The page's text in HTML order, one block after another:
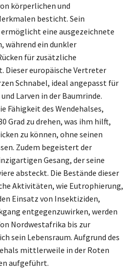
körperlichen und
besticht. Sein
eine ausgezeichnete
während ein dunkler
für zusätzliche
europäische Vertreter
Schnabel, ideal angepasst für
Larven in der Baumrinde.
Fähigkeit des Wendehalses,
Grad zu drehen, was ihm hilft,
zu können, ohne seinen
Zudem begeistert der
Gesang, der seine
absteckt. Die Bestände dieser
Aktivitäten, wie Eutrophierung,
Einsatz von Insektiziden,
entgegenzuwirken, werden
Nordwestafrika bis zur
sein Lebensraum. Aufgrund des
mittlerweile in der Roten
aufgeführt.